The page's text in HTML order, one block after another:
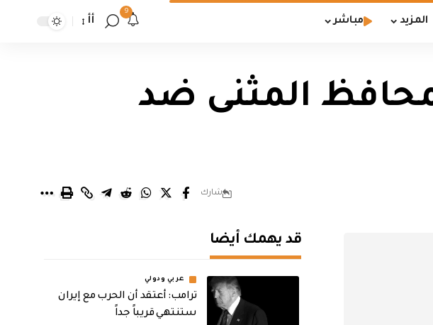
المزيد مباشر
9
أأ
المثنى ضد
شارك
قد يهمك أيضا
عربي ودولي
‏ترامب: أعتقد أن الحرب مع إيران
ستنتهي قريباً جداً